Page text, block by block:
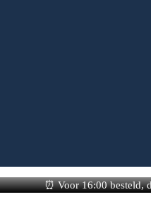
⏰ Voor 16:00 besteld,